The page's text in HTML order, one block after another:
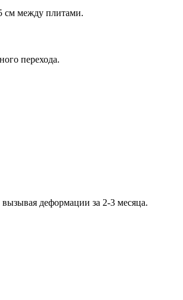
см между плитами.
перехода.
деформации за 2-3 месяца.